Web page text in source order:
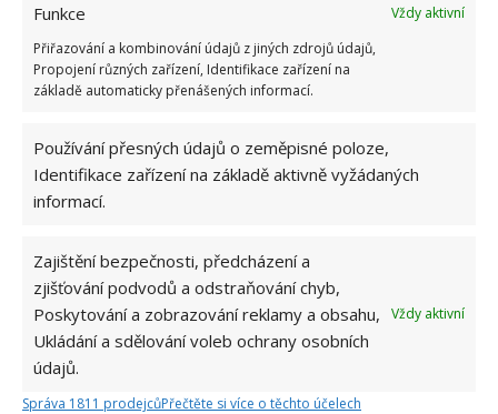
Funkce
Vždy aktivní
Přiřazování a kombinování údajů z jiných zdrojů údajů,
Propojení různých zařízení, Identifikace zařízení na
základě automaticky přenášených informací.
Používání přesných údajů o zeměpisné poloze,
Identifikace zařízení na základě aktivně vyžádaných
informací.
Zajištění bezpečnosti, předcházení a
zjišťování podvodů a odstraňování chyb,
Poskytování a zobrazování reklamy a obsahu,
Ukládání a sdělování voleb ochrany osobních
údajů.
Vždy aktivní
Správa 1811 prodejcůPřečtěte si více o těchto účelech
Zdroj:Porady Interia